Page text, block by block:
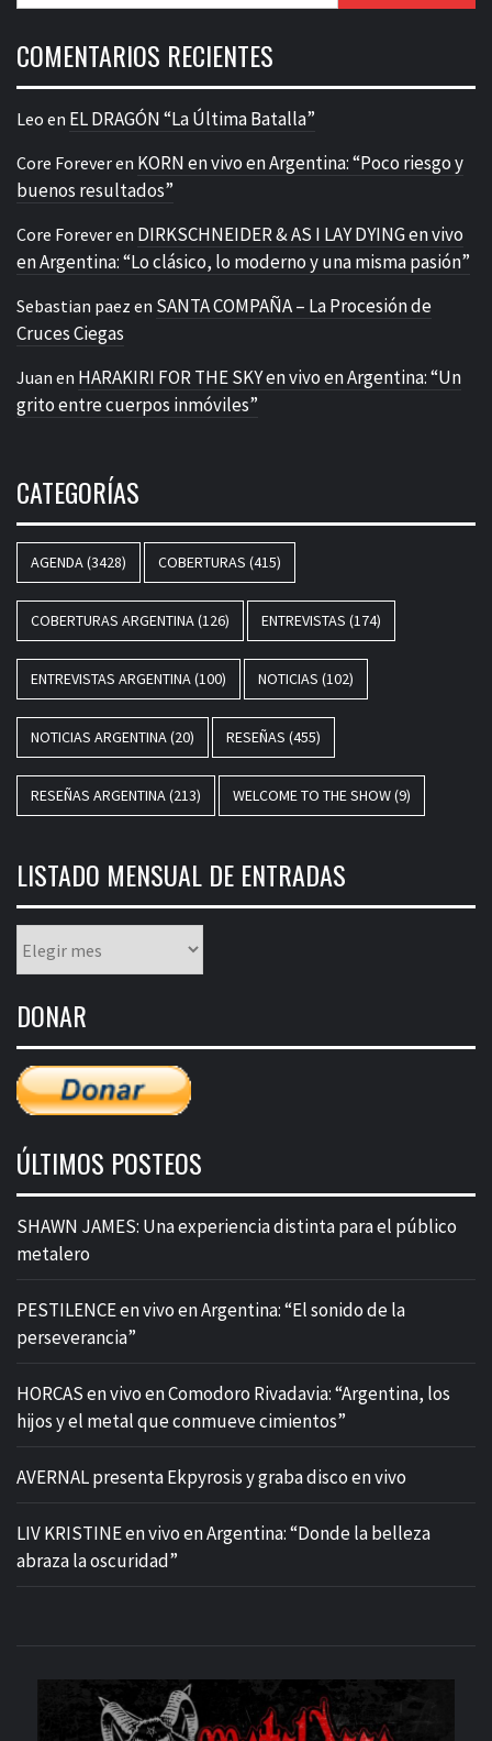
COMENTARIOS RECIENTES
Leo en EL DRAGÓN “La Última Batalla”
Core Foreveren KORN en vivo en Argentina: “Poco riesgo y
buenos resultados”
Core Foreveren DIRKSCHNEIDER & AS I LAY DYING en vivo
en Argentina: “Lo clásico, lo moderno y una misma pasión”
Sebastian paez en SANTA COMPAÑA – La Procesión de
Cruces Ciegas
Juan en HARAKIRI FOR THE SKY en vivo en Argentina: “Un
grito entre cuerpos inmóviles”
CATEGORÍAS
AGENDA(3428) COBERTURAS (415)
COBERTURAS ARGENTINA(126) ENTREVISTAS (174)
ENTREVISTAS ARGENTINA(100) NOTICIAS (102)
NOTICIAS ARGENTINA(20) RESEÑAS (455)
RESEÑAS ARGENTINA(213) WELCOME TO THE SHOW(9)
LISTADO MENSUAL DE ENTRADAS
mensual
entradas
DONAR
ÚLTIMOS POSTEOS
SHAWN JAMES: Una experiencia distinta para el público
metalero
PESTILENCE en vivo en Argentina: “El sonido de la
perseverancia”
HORCAS en vivo en Comodoro Rivadavia: “Argentina, los
hijos y el metal que conmueve cimientos”
AVERNAL presenta Ekpyrosis y graba disco en vivo
LIV KRISTINE en vivo en Argentina: “Donde la belleza
abraza la oscuridad”